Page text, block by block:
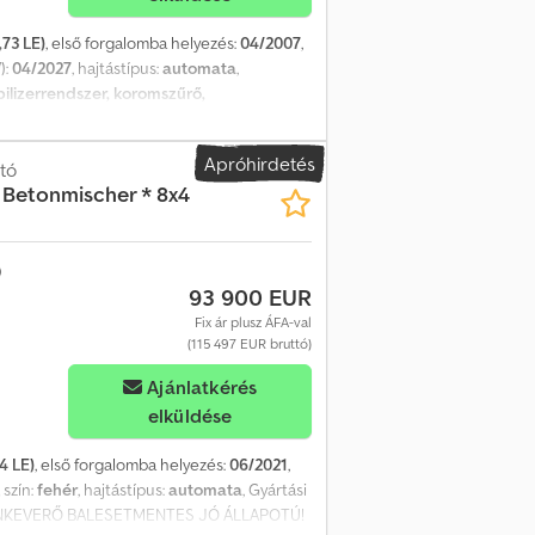
LE), első forgalomba helyezés:04/2007,
04/2027, hajtástípus:automata,
koromszűrő,
* Futásteljesítmény: 276 033
* Tengelytáv: 5500 mm * Megengedett
* Tempomat * Elektromos ablakemelő *
* Vonóhorog * Szerszámos ládák *
Apróhirdetés
Betonmischer * 8x4
93 900 EUR
Fix ár plusz ÁFA-val
(115 497 EUR bruttó)
Ajánlatkérés
elküldése
LE), első forgalomba helyezés:06/2021,
szín:fehér, hajtástípus:automata, Gyártási
BALESETMENTES JÓ ÁLLAPOTÚ!